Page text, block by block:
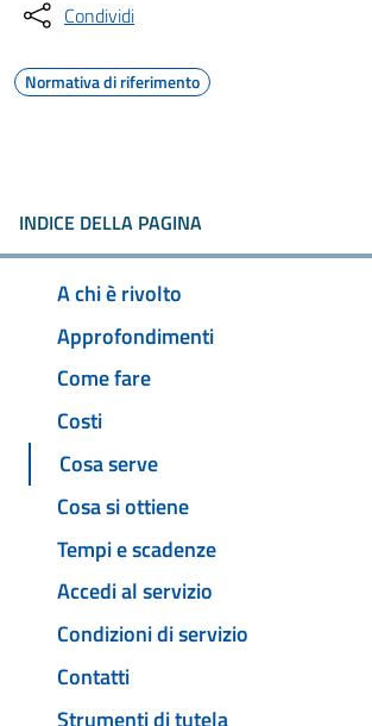
Condividi
Normativa di riferimento
INDICE DELLA PAGINA
A chi è rivolto
Approfondimenti
Come fare
Costi
Cosa serve
Cosa si ottiene
Tempi e scadenze
Accedi al servizio
Condizioni di servizio
Contatti
Strumenti di tutela